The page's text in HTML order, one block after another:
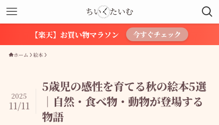
【楽天】お買い物マラソン 今すぐチェック
ホーム 絵本
5歳児の感性を育てる秋の絵本5選
｜自然・食べ物・動物が登場する
物語
2025
11/11